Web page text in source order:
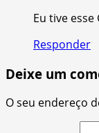
Eu tive
Responder
Deixe um
O seu endereço